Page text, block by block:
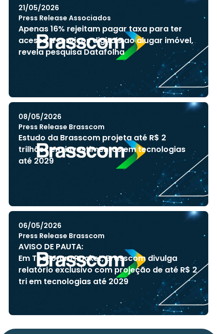
21/05/2026
Press Release Associados
Apenas 16% rejeitam pagar taxa para ter
acesso a serviços digitais ao alugar imóvel,
revela pesquisa Datafolha
08/05/2026
Press Release Brasscom
Estudo da Brasscom projeta até R$ 2
trilhões em investimentos em tecnologias
até 2029
06/05/2026
Press Release Brasscom
AVISO DE PAUTA:
Em TecForum Pocket, Brasscom divulga
relatório exclusivo com projeção de até R$ 2
tri em tecnologias até 2029
+